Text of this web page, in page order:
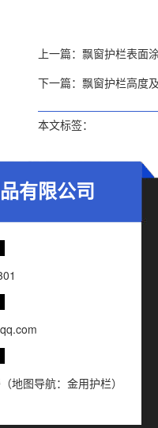
上一篇： 飘窗护栏表面
下一篇： 飘窗护栏高度
本文标签：
有限公司
地图导航：金用护栏）